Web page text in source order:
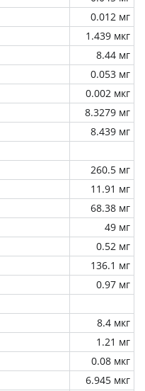
0.012 мг
1.439 мкг
8.44 мг
0.053 мг
0.002 мкг
8.3279 мг
8.439 мг
260.5 мг
11.91 мг
68.38 мг
49 мг
0.52 мг
136.1 мг
0.97 мг
8.4 мкг
1.21 мг
0.08 мкг
6.945 мкг